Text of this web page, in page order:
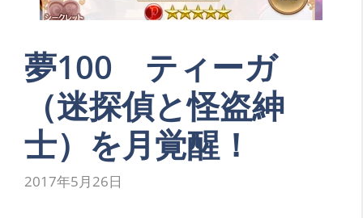
夢100 ティーガ
（迷探偵と怪盗紳
士）を月覚醒！
2017年5月26日